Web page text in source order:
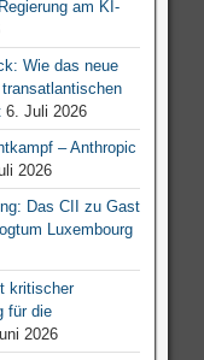
am KI-
Wie das neue
6. Juli 2026
– Anthropic
2026
Das CII zu Gast
Luxembourg
kritischer
für die
2026